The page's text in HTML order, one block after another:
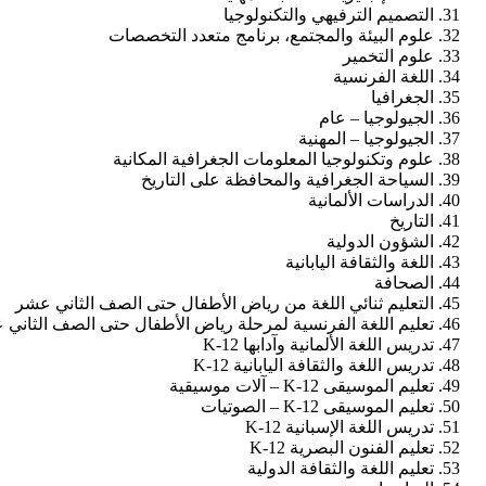
التصميم الترفيهي والتكنولوجيا
علوم البيئة والمجتمع، برنامج متعدد التخصصات
علوم التخمير
اللغة الفرنسية
الجغرافيا
الجيولوجيا – عام
الجيولوجيا – المهنية
علوم وتكنولوجيا المعلومات الجغرافية المكانية
السياحة الجغرافية والمحافظة على التاريخ
الدراسات الألمانية
التاريخ
الشؤون الدولية
اللغة والثقافة اليابانية
الصحافة
التعليم ثنائي اللغة من رياض الأطفال حتى الصف الثاني عشر
تعليم اللغة الفرنسية لمرحلة رياض الأطفال حتى الصف
تدريس اللغة الألمانية وآدابها K-12
تدريس اللغة والثقافة اليابانية K-12
تعليم الموسيقى K-12 – آلات موسيقية
تعليم الموسيقى K-12 – الصوتيات
تدريس اللغة الإسبانية K-12
تعليم الفنون البصرية K-12
تعليم اللغة والثقافة الدولية